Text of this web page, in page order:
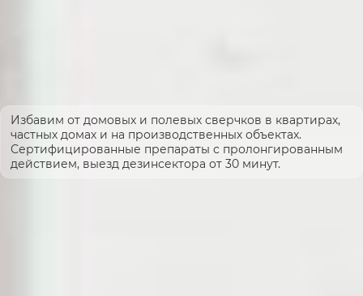
Избавим от домовых и полевых сверчков в квартирах,
частных домах и на производственных объектах.
Сертифицированные препараты с пролонгированным
действием, выезд дезинсектора от 30 минут.